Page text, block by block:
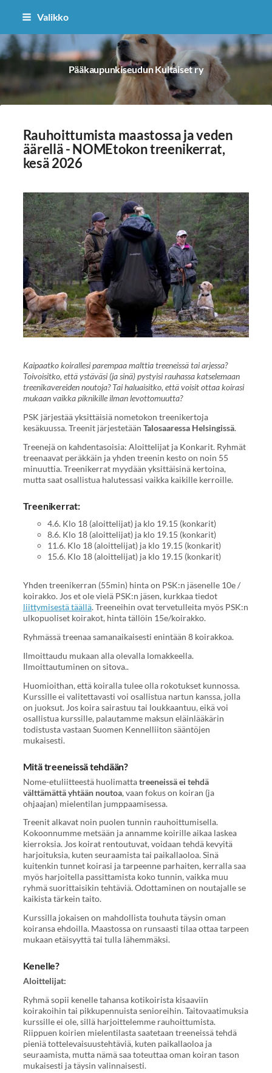
Siirry
sivun
sisältöön
Valikko
Pääkaupunkiseudun Kultaiset ry
Rauhoittumista maastossa ja veden
äärellä - NOMEtokon treenikerrat,
kesä 2026
Kaipaatko koirallesi parempaa malttia treeneissä tai arjessa?
Toivoisitko, että ystäväsi (ja sinä) pystyisi rauhassa katselemaan
treenikavereiden noutoja? Tai haluaisitko, että voisit ottaa koirasi
mukaan vaikka piknikille ilman levottomuutta?
PSK järjestää yksittäisiä nometokon treenikertoja
kesäkuussa. Treenit järjestetään Talosaaressa Helsingissä.
Treenejä on kahdentasoisia: Aloittelijat ja Konkarit. Ryhmät
treenaavat peräkkäin ja yhden treenin kesto on noin 55
minuuttia. Treenikerrat myydään yksittäisinä kertoina,
mutta saat osallistua halutessasi vaikka kaikille kerroille.
Treenikerrat:
4.6. Klo 18 (aloittelijat) ja klo 19.15 (konkarit)
8.6. Klo 18 (aloittelijat) ja klo 19.15 (konkarit)
11.6. Klo 18 (aloittelijat) ja klo 19.15 (konkarit)
15.6. Klo 18 (aloittelijat) ja klo 19.15 (konkarit)
Yhden treenikerran (55min) hinta on PSK:n jäsenelle 10e /
koirakko. Jos et ole vielä PSK:n jäsen, kurkkaa tiedot
liittymisestä täällä. Treeneihin ovat tervetulleita myös PSK:n
ulkopuoliset koirakot, hinta tällöin 15e/koirakko.
Ryhmässä treenaa samanaikaisesti enintään 8 koirakkoa.
Ilmoittaudu mukaan alla olevalla lomakkeella.
Ilmoittautuminen on sitova..
Huomioithan, että koiralla tulee olla rokotukset kunnossa.
Kurssille ei valitettavasti voi osallistua nartun kanssa, jolla
on juoksut. Jos koira sairastuu tai loukkaantuu, eikä voi
osallistua kurssille, palautamme maksun eläinlääkärin
todistusta vastaan Suomen Kennelliiton sääntöjen
mukaisesti.
Mitä treeneissä tehdään?
Nome-etuliitteestä huolimattatreeneissä ei tehdä
välttämättä yhtään noutoa, vaan fokus on koiran (ja
ohjaajan) mielentilan jumppaamisessa.
Treenit alkavat noin puolen tunnin rauhoittumisella.
Kokoonnumme metsään ja annamme koirille aikaa laskea
kierroksia. Jos koirat rentoutuvat, voidaan tehdä kevyitä
harjoituksia, kuten seuraamista tai paikallaoloa. Sinä
kuitenkin tunnet koirasi ja tarpeenne parhaiten, kerralla saa
myös harjoitella passittamista koko tunnin, vaikka muu
ryhmä suorittaisikin tehtäviä. Odottaminen on noutajalle se
kaikista tärkein taito.
Kurssilla jokaisen on mahdollista touhuta täysin oman
koiransa ehdoilla. Maastossa on runsaasti tilaa ottaa tarpeen
mukaan etäisyyttä tai tulla lähemmäksi.
Kenelle?
Aloittelijat:
Ryhmä sopii kenelle tahansa kotikoirista kisaaviin
koirakoihin tai pikkupennuista senioreihin. Taitovaatimuksia
kurssille ei ole, sillä harjoittelemme rauhoittumista.
Riippuen koirien mielentilasta saatetaan treeneissä tehdä
pieniä tottelevaisuustehtäviä, kuten paikallaoloa ja
seuraamista, mutta nämä saa toteuttaa oman koiran tason
mukaisesti ja täysin valinnaisesti.